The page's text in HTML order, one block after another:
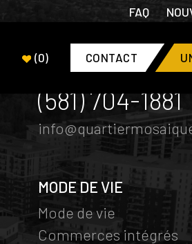
CONTACT
(0)
FAQ
CONTACT
(581) 704-1881
MODE DE VIE
Mode de vie
Commerces intégrés